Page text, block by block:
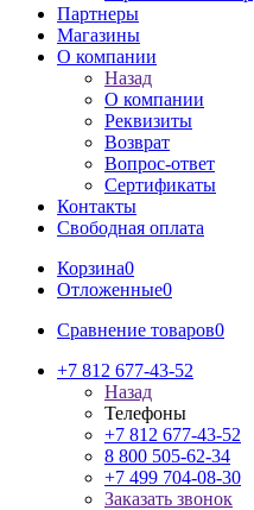
Партнеры
Магазины
О компании
Назад
О компании
Реквизиты
Возврат
Вопрос-ответ
Сертификаты
Контакты
Свободная оплата
Корзина0
Отложенные0
Сравнение товаров0
+7 812 677-43-52
Назад
Телефоны
+7 812 677-43-52
8 800 505-62-34
+7 499 704-08-30
Заказать звонок